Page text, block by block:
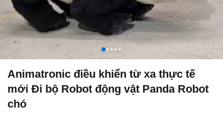
Animatronic điều khiển từ xa thực tế
mới Đi bộ Robot động vật Panda Robot
chó